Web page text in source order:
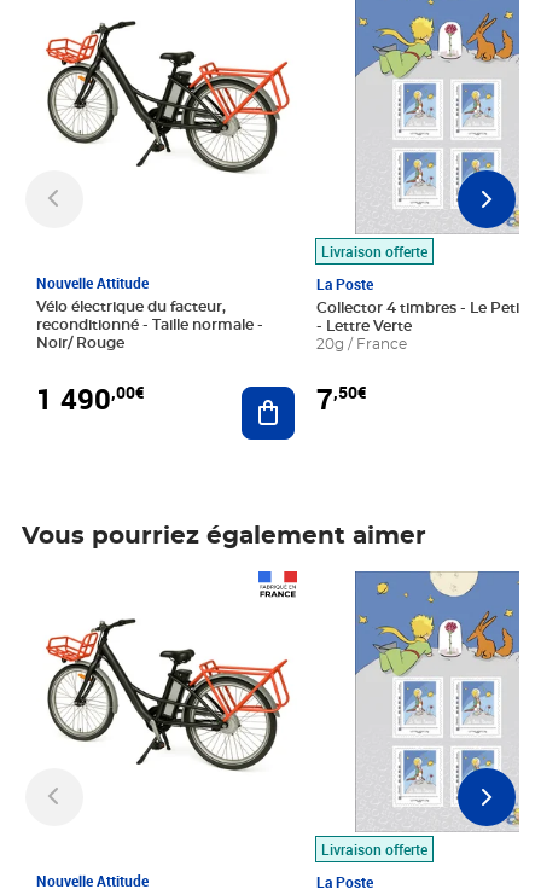
Nouvelle Attitude
Vélo électrique du facteur,
reconditionné - Taille normale -
Noir/ Rouge
1 490,00€ Ajouter au panier
Livraison offerte
La Poste
Collector 4 timbres - Le Petit
- Lettre Verte
20g / France
7,50€
Vous pourriez également aimer
Nouvelle Attitude
Livraison offerte
La Poste
Prix 7,50€